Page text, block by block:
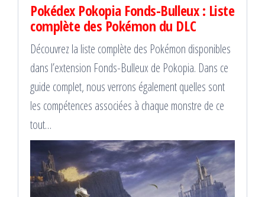
Pokédex Pokopia Fonds-Bulleux : Liste
complète des Pokémon du DLC
Découvrez la liste complète des Pokémon disponibles
dans l’extension Fonds-Bulleux de Pokopia. Dans ce
guide complet, nous verrons également quelles sont
les compétences associées à chaque monstre de ce
tout…